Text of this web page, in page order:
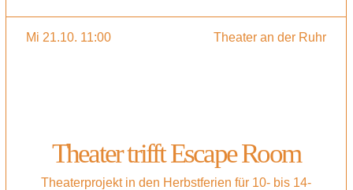
Mi 21.10. 11:00 Theater an der Ruhr
Theater trifft Escape Room
Theaterprojekt in den Herbstferien für 10- bis 14-